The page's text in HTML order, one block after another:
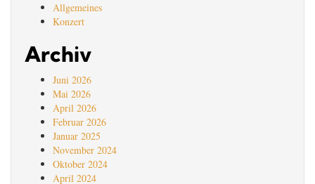
Allgemeines
Konzert
Archiv
Juni 2026
Mai 2026
April 2026
Februar 2026
Januar 2025
November 2024
Oktober 2024
April 2024